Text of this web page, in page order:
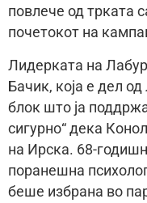
повлече од трката
почетокот на
Лидерката на
Бачик, која е дел
блок што ја
сигурно“ дека
на Ирска. 68-
поранешна
беше избрана во